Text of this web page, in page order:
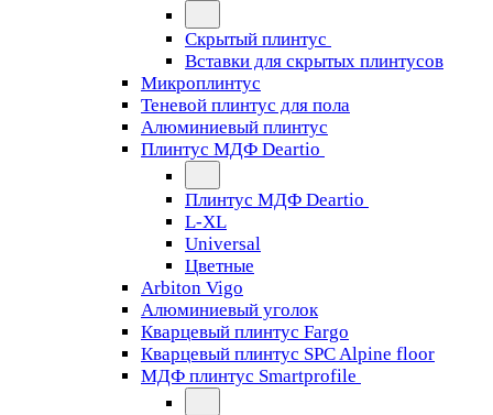
Скрытый плинтус
Вставки для скрытых плинтусов
Микроплинтус
Теневой плинтус для пола
Алюминиевый плинтус
Плинтус МДФ Deartio
Плинтус МДФ Deartio
L-XL
Universal
Цветные
Arbiton Vigo
Алюминиевый уголок
Кварцевый плинтус Fargo
Кварцевый плинтус SPC Alpine floor
МДФ плинтус Smartprofile